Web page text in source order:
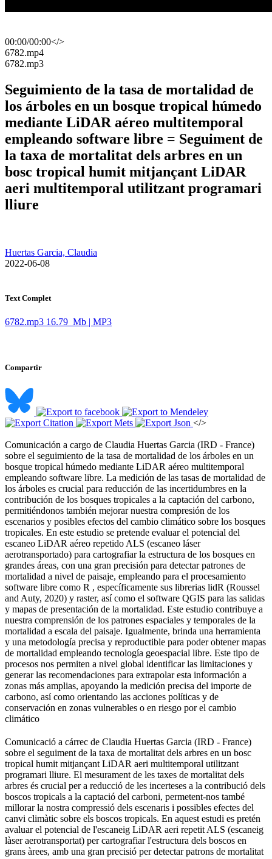
00:00/00:00</>
​6782.mp4
​6782.mp3
Seguimiento de la tasa de mortalidad de
los árboles en un bosque tropical húmedo
mediante LiDAR aéreo multitemporal
empleando software libre = Seguiment de
la taxa de mortalitat dels arbres en un
bosc tropical humit mitjançant LiDAR
aeri multitemporal utilitzant programari
lliure
Huertas Garcia, Claudia
​ 2022-06-08
Text Complet
6782.mp3 16.79 Mb | MP3
Compartir
</>
Comunicación a cargo de Claudia Huertas Garcia (IRD - France)
sobre el seguimiento de la tasa de mortalidad de los árboles en un
bosque tropical húmedo mediante LiDAR aéreo multitemporal
empleando software libre. La medición de las tasas de mortalidad de
los árboles es crucial para reducción de las incertidumbres en la
contribución de los bosques tropicales a la captación del carbono,
permitiéndonos también mejorar nuestra compresión de los
escenarios y posibles efectos del cambio climático sobre los bosques
tropicales. En este estudio se pretende evaluar el potencial del
escaneo LiDAR aéreo repetido ALS (escaneo láser
aerotransportado) para cartografiar la estructura de los bosques en
grandes áreas, con una gran precisión para detectar patrones de
mortalidad a nivel de paisaje, empleando para el procesamiento
software libre como R , específicamente sus librerias lidR (Roussel
and Auty, 2020) y raster, así como el software QGIS para las salidas
y mapas de presentación de la mortalidad. Este estudio contribuye a
nuestra comprensión de los patrones espaciales y temporales de la
mortalidad a escala del paisaje. Igualmente, brinda una herramienta
y una metodología precisa y reproductible para poder obtener mapas
de mortalidad empleando tecnología geoespacial libre. Este tipo de
procesos nos permiten a nivel global identificar las limitaciones y
generar las recomendaciones para extrapolar esta información a
zonas más amplias, apoyando la medición precisa del importe de
carbono, así como orientando las acciones políticas y de
conservación en zonas vulnerables o en riesgo por el cambio
climático ​
Comunicació a cárrec de Claudia Huertas Garcia (IRD - France)
sobre el seguiment de la taxa de mortalitat dels arbres en un bosc
tropical humit mitjançant LiDAR aeri multitemporal utilitzant
programari lliure. El mesurament de les taxes de mortalitat dels
arbres és crucial per a reducció de les incerteses a la contribució dels
boscos tropicals a la captació del carboni, permetent-nos també
millorar la nostra compressió dels escenaris i possibles efectes del
canvi climàtic sobre els boscos tropicals. En aquest estudi es pretén
avaluar el potencial de l'escaneig LiDAR aeri repetit ALS (escaneig
làser aerotransportat) per cartografiar l'estructura dels boscos en
grans àrees, amb una gran precisió per detectar patrons de mortalitat